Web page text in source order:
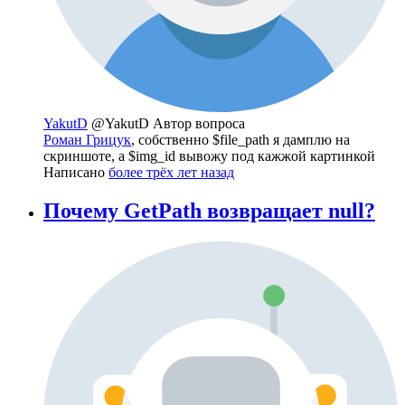
YakutD @YakutD Автор вопроса
Роман Грицук, собственно $file_path я дамплю на
скриншоте, а $img_id вывожу под кажжой картинкой
Написано более трёх лет назад
Почему GetPath возвращает null?